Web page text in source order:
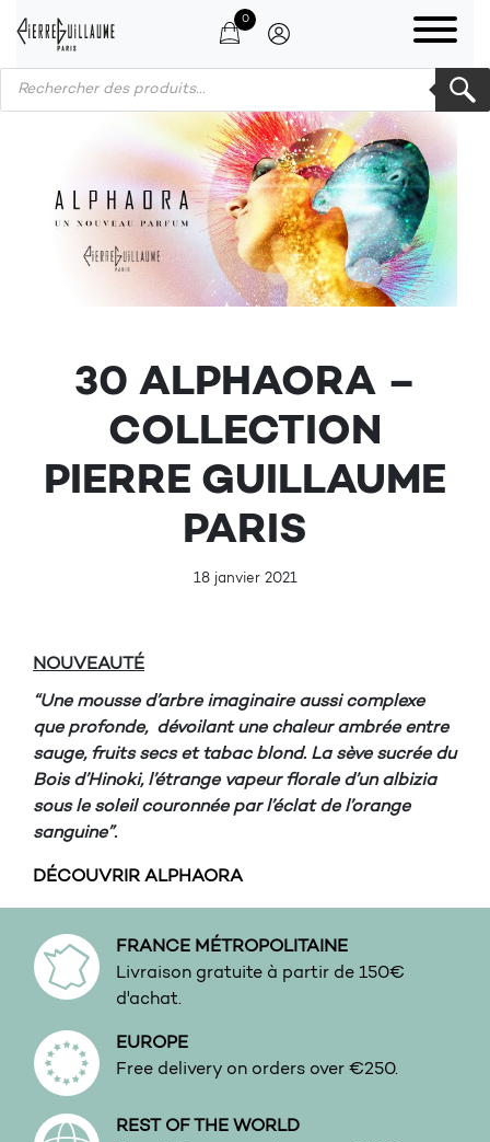
0
Products search
30 ALPHAORA –
COLLECTION
PIERRE GUILLAUME
PARIS
18 janvier 2021
NOUVEAUTÉ
“Une mousse d’arbre imaginaire aussi complexe
que profonde, dévoilant une chaleur ambrée entre
sauge, fruits secs et tabac blond. La sève sucrée du
Bois d’Hinoki, l’étrange vapeur florale d’un albizia
sous le soleil couronnée par l’éclat de l’orange
sanguine”.
DÉCOUVRIR ALPHAORA
FRANCE MÉTROPOLITAINE
Livraison gratuite à partir de 150€
d'achat.
EUROPE
Free delivery on orders over €250.
REST OF THE WORLD